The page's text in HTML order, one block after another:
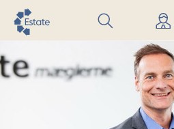
Søg
bolig
Find